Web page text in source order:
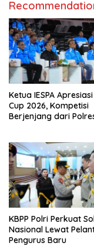
Ketua IESPA
Cup 2026, Kompetisi
Berjenjang dari
KBPP Polri Perkuat
Nasional Lewat
Pengurus Baru